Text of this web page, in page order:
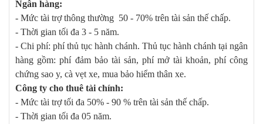
Ngân hàng:
- Mức tài trợ thông thường 50 - 70% trên tài sản thế chấp.
- Thời gian tối đa 3 - 5 năm.
- Chi phí: phí thủ tục hành chánh. Thủ tục hành chánh tại ngân
hàng gồm: phí đảm bảo tài sản, phí mở tài khoản, phí công
chứng sao y, cà vẹt xe, mua bảo hiểm thân xe.
Công ty cho thuê tài chính:
- Mức tài trợ tối đa 50% - 90 % trên tài sản thế chấp.
- Thời gian tối đa 05 năm.